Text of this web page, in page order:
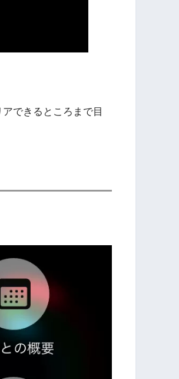
できるところまで目